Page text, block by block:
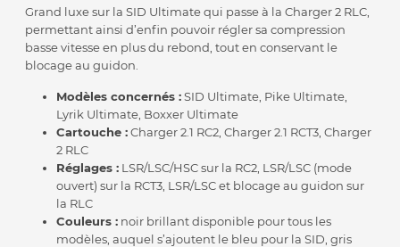
Grand luxe sur la SID Ultimate qui passe à la Charger 2 RLC,
permettant ainsi d’enfin pouvoir régler sa compression
basse vitesse en plus du rebond, tout en conservant le
blocage au guidon.
Modèles concernés :SID Ultimate, Pike Ultimate,
Lyrik Ultimate, Boxxer Ultimate
Cartouche :Charger 2.1 RC2, Charger 2.1 RCT3, Charger
2 RLC
Réglages : LSR/LSC/HSC sur la RC2, LSR/LSC (mode
ouvert) sur la RCT3, LSR/LSC et blocage au guidon sur
la RLC
Couleurs : noir brillant disponible pour tous les
modèles, auquel s’ajoutent le bleu pour la SID, gris